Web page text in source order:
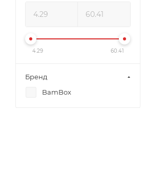
4.29 60.41
Бренд
BamBox